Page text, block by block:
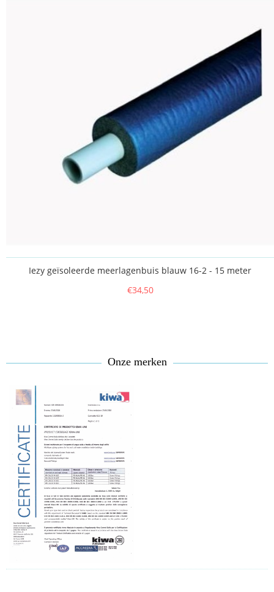
Iezy geïsoleerde meerlagenbuis blauw 16-2 - 15 meter
€34,50
Onze merken